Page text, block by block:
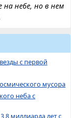
на небе, но в нем
с первой
мусора
неба с
миллиарда лет с